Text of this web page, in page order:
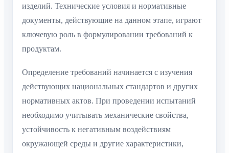
изделий. Технические условия и нормативные
документы, действующие на данном этапе, играют
ключевую роль в формулировании требований к
продуктам.
Определение требований начинается с изучения
действующих национальных стандартов и других
нормативных актов. При проведении испытаний
необходимо учитывать механические свойства,
устойчивость к негативным воздействиям
окружающей среды и другие характеристики,